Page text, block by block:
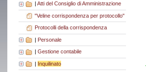
| Atti del Consiglio di Amministrazione
"Veline corrispondenza per protocollo"
Protocolli della corrispondenza
| Personale
Gestione contabile
| Inquilinato